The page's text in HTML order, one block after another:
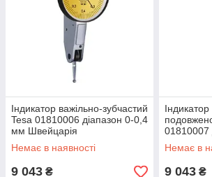
Індикатор важільно-зубчастий
Tesa 01810006 діапазон 0-0,4
мм Швейцарія
Немає в наявності
9 043 ₴
Індикатор
01810007
Немає в
9 043 ₴